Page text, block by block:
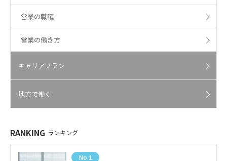
営業の職種
営業の働き方
キャリアプラン
地方で働く
RANKING ランキング
No.1